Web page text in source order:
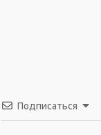
Подписаться